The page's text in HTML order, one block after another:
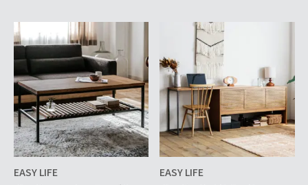
EASY LIFE
EASY LIFE